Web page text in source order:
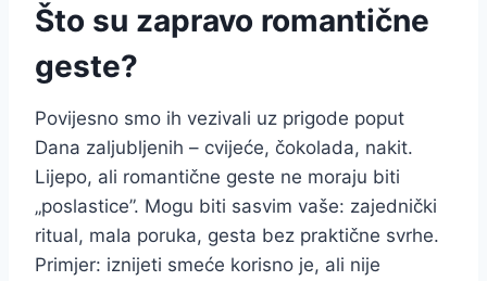
Što su zapravo romantične
geste?
Povijesno smo ih vezivali uz prigode poput
Dana zaljubljenih – cvijeće, čokolada, nakit.
Lijepo, ali romantične geste ne moraju biti
„poslastice”. Mogu biti sasvim vaše: zajednički
ritual, mala poruka, gesta bez praktične svrhe.
Primjer: iznijeti smeće korisno je, ali nije